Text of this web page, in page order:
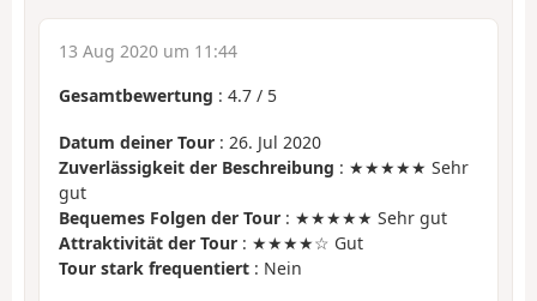
13 Aug 2020 um 11:44
Gesamtbewertung : 4.7 / 5
Datum deiner Tour : 26. Jul 2020
Zuverlässigkeit der Beschreibung : ★★★★★ Sehr
gut
Bequemes Folgen der Tour : ★★★★★ Sehr gut
Attraktivität der Tour : ★★★★☆ Gut
Tour stark frequentiert : Nein